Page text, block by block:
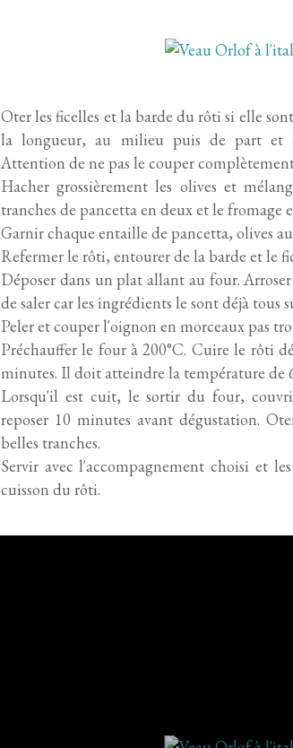
Oter les ficelles et la barde du rôti si elle
la longueur, au milieu puis de part et
Attention de ne pas le couper
Hacher grossièrement les olives et
tranches de pancetta en deux et le fromage
Garnir chaque entaille de pancetta, olives
Refermer le rôti, entourer de la barde et le
Déposer dans un plat allant au four.
de saler car les ingrédients le sont déjà tous
Peler et couper l'oignon en morceaux pas
Préchauffer le four à 200°C. Cuire le rôti
minutes. Il doit atteindre la température de
Lorsqu'il est cuit, le sortir du four,
reposer 10 minutes avant dégustation.
belles tranches.
Servir avec l'accompagnement choisi et
cuisson du rôti.